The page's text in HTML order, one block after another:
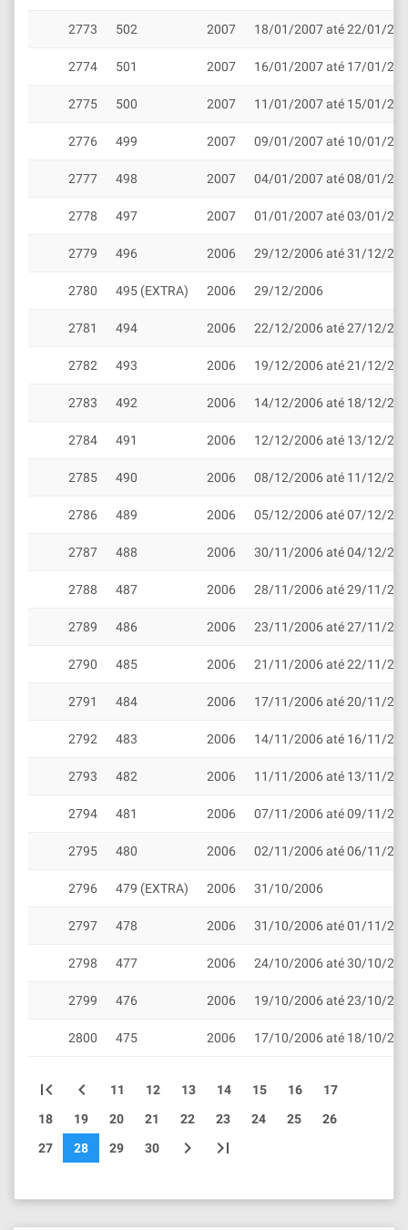
2773 502 2007 18/01/2007 até 22/01/
2774 501 2007 16/01/2007 até 17/01/
2775 500 2007 11/01/2007 até 15/01/
2776 499 2007 09/01/2007 até 10/01/
2777 498 2007 04/01/2007 até 08/01/
2778 497 2007 01/01/2007 até 03/01/
2779 496 2006 29/12/2006 até 31/12/
2780 495 (EXTRA) 2006 29/12/2006
2781 494 2006 22/12/2006 até 27/12/
2782 493 2006 19/12/2006 até 21/12/
2783 492 2006 14/12/2006 até 18/12/
2784 491 2006 12/12/2006 até 13/12/
2785 490 2006 08/12/2006 até 11/12/
2786 489 2006 05/12/2006 até 07/12/
2787 488 2006 30/11/2006 até 04/12/
2788 487 2006 28/11/2006 até 29/11/
2789 486 2006 23/11/2006 até 27/11/
2790 485 2006 21/11/2006 até 22/11/
2791 484 2006 17/11/2006 até 20/11/
2792 483 2006 14/11/2006 até 16/11/
2793 482 2006 11/11/2006 até 13/11/
2794 481 2006 07/11/2006 até 09/11/
2795 480 2006 02/11/2006 até 06/11/
2796 479 (EXTRA) 2006 31/10/2006
2797 478 2006 31/10/2006 até 01/11/
2798 477 2006 24/10/2006 até 30/10/
2799 476 2006 19/10/2006 até 23/10/
2800 475 2006 17/10/2006 até 18/10/
first_page chevron_left 11 12 13 14 15 16
17
18
19 20 21 22 23 24 25
26
27
28 29 30 chevron_right last_page